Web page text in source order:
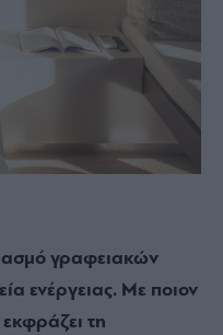
γραφειακών
ενέργειας. Με ποιον
τη